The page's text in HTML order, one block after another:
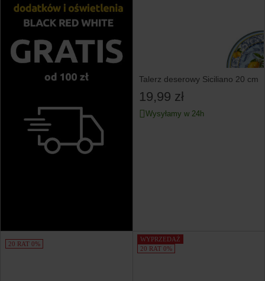
Talerz deserowy Siciliano 20 cm
19,99 zł
Wysyłamy w 24h
20 RAT 0%
WYPRZEDAŻ
20 RAT 0%